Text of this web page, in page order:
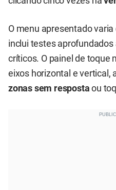
O menu apresentado
inclui testes
críticos. O painel de toque
eixos horizontal e vertical,
zonas sem resposta ou